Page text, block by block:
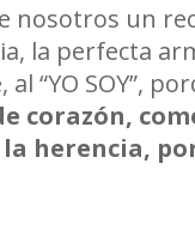
un
la perfecta
“YO SOY”,
corazón,
herencia,